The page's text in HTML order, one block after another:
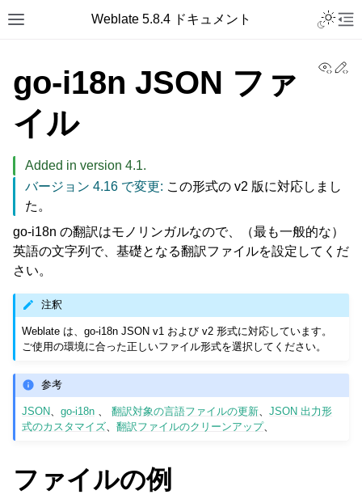
Toggle site navigation sidebar
Weblate 5.8.4 ドキュメント Toggle
go-i18n JSON ファ
イル
Added in version 4.1.
バージョン 4.16 で変更: この形式の v2 版に対応しまし
た。
go-i18n の翻訳はモノリンガルなので、（最も一般的な）
英語の文字列で、基礎となる翻訳ファイルを設定してくだ
さい。
注釈
Weblate は、go-i18n JSON v1 および v2 形式に対応しています。
ご使用の環境に合った正しいファイル形式を選択してください。
参考
JSON 、go-i18n 、翻訳対象の言語ファイルの更新 、JSON 出力形
式のカスタマイズ 、翻訳ファイルのクリーンアップ、
ファイルの例